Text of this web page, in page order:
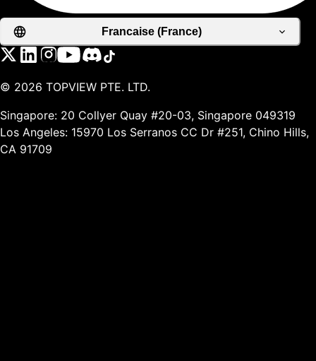
Francaise (France)
© 2026 TOPVIEW PTE. LTD.
Singapore: 20 Collyer Quay #20-03, Singapore 049319
Los Angeles: 15970 Los Serranos CC Dr #251, Chino Hills,
CA 91709